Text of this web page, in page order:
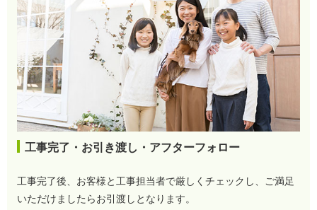
工事完了・お引き渡し・アフターフォロー
工事完了後、お客様と工事担当者で厳しくチェックし、ご満足
いただけましたらお引渡しとなります。